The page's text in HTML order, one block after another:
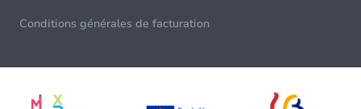
Conditions générales de facturation